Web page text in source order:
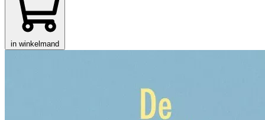
in winkelmand